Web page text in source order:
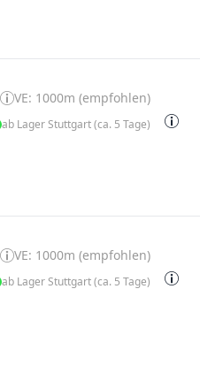
VE: 1000m (empfohlen)
ab Lager Stuttgart (ca. 5 Tage)
VE: 1000m (empfohlen)
ab Lager Stuttgart (ca. 5 Tage)